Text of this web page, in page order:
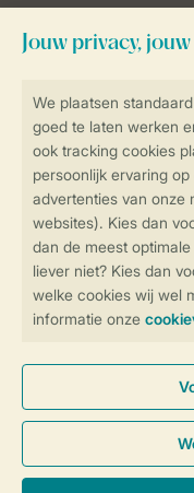
Controle
Veilig en snel
Veilige
Veilige betaling
Blijf op de hoogte
Algemene Voorwaarden